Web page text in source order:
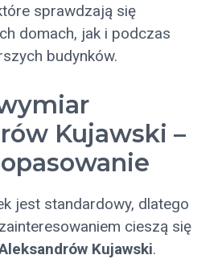
sprawdzają się
domach, jak i podczas
budynków.
Kujawski –
jest standardowy, dlatego
cieszą się
Kujawski.